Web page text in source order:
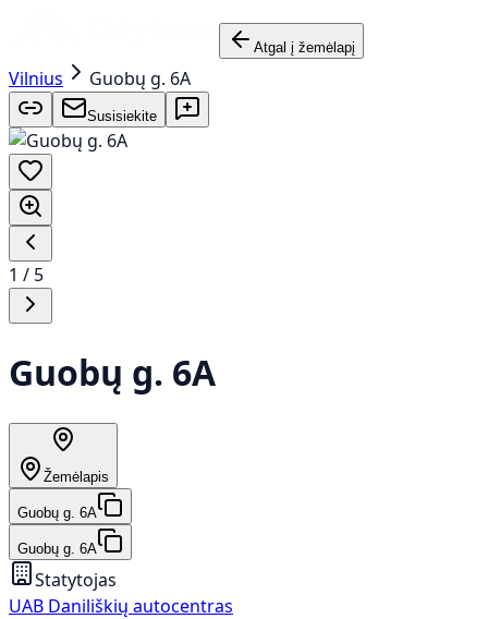
Atgal į žemėlapį
Vilnius Guobų g. 6A
Susisiekite
1 / 5
Guobų g. 6A
Žemėlapis
Guobų g. 6A
Guobų g. 6A
Statytojas
UAB Daniliškių autocentras